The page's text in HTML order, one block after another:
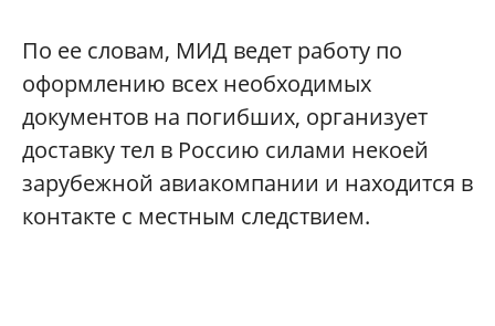
По ее словам, МИД ведет работу по
оформлению всех необходимых
документов на погибших, организует
доставку тел в Россию силами некоей
зарубежной авиакомпании и находится в
контакте с местным следствием.